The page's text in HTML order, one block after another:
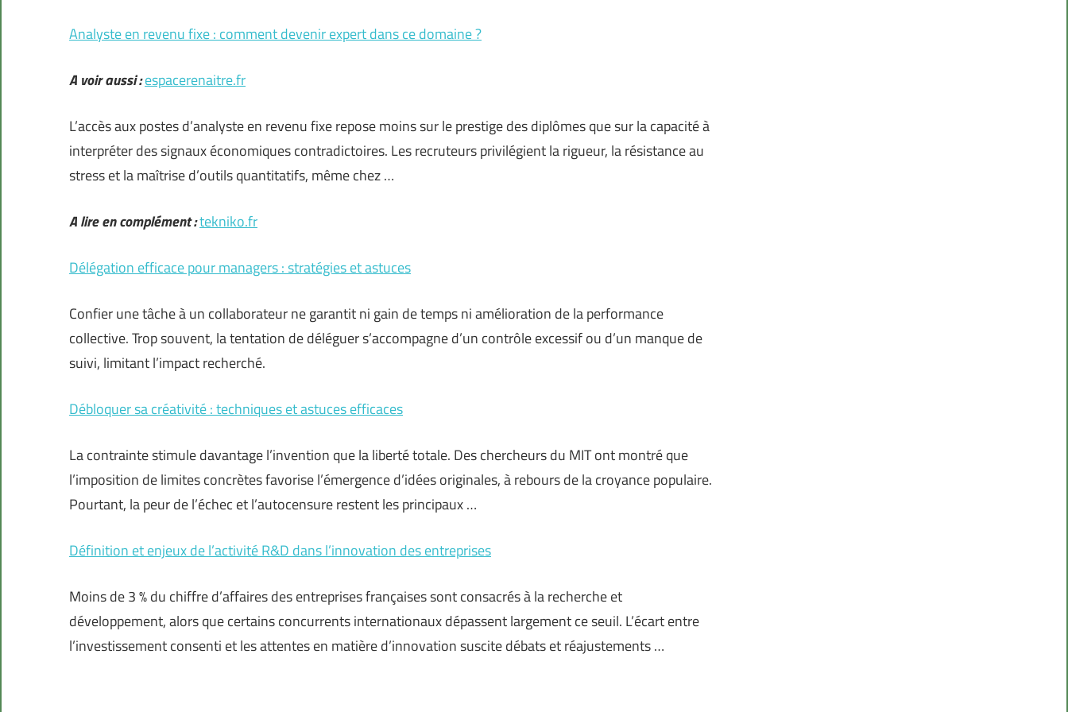
Analyste en revenu fixe : comment devenir expert dans ce domaine ?
A voir aussi :espacerenaitre.fr
L’accès aux postes d’analyste en revenu fixe repose moins sur le prestige des diplômes que sur la capacité à
interpréter des signaux économiques contradictoires. Les recruteurs privilégient la rigueur, la résistance au
stress et la maîtrise d’outils quantitatifs, même chez …
A lire en complément :tekniko.fr
Délégation efficace pour managers : stratégies et astuces
Confier une tâche à un collaborateur ne garantit ni gain de temps ni amélioration de la performance
collective. Trop souvent, la tentation de déléguer s’accompagne d’un contrôle excessif ou d’un manque de
suivi, limitant l’impact recherché.
Débloquer sa créativité : techniques et astuces efficaces
La contrainte stimule davantage l’invention que la liberté totale. Des chercheurs du MIT ont montré que
l’imposition de limites concrètes favorise l’émergence d’idées originales, à rebours de la croyance populaire.
Pourtant, la peur de l’échec et l’autocensure restent les principaux …
Définition et enjeux de l’activité R&D dans l’innovation des entreprises
Moins de 3 % du chiffre d’affaires des entreprises françaises sont consacrés à la recherche et
développement, alors que certains concurrents internationaux dépassent largement ce seuil. L’écart entre
l’investissement consenti et les attentes en matière d’innovation suscite débats et réajustements …